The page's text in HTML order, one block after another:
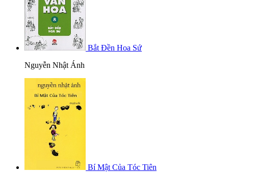
Bắt Đền Hoa Sứ
Nguyễn Nhật Ánh
Bí Mật Của Tóc Tiên